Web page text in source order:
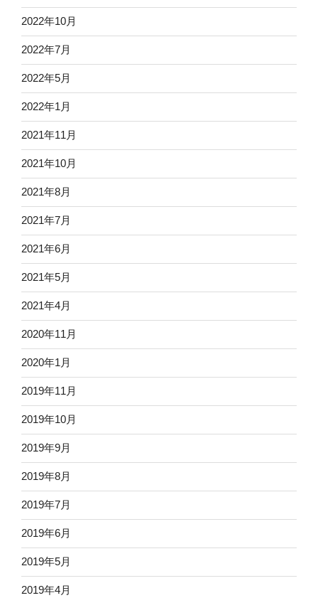
2022年10月
2022年7月
2022年5月
2022年1月
2021年11月
2021年10月
2021年8月
2021年7月
2021年6月
2021年5月
2021年4月
2020年11月
2020年1月
2019年11月
2019年10月
2019年9月
2019年8月
2019年7月
2019年6月
2019年5月
2019年4月